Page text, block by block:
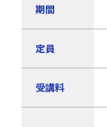
期間
定員
受講料